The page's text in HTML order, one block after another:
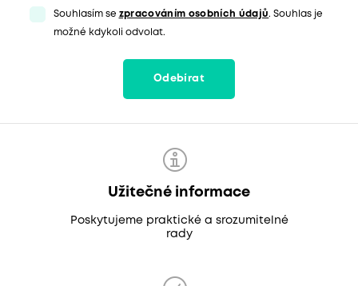
Souhlasím se zpracováním osobních údajů. Souhlas je
možné kdykoli odvolat.
Odebírat
Užitečné informace
Poskytujeme praktické a srozumitelné
rady